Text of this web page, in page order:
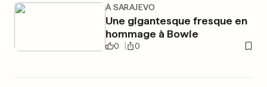
À SARAJEVO
Une gigantesque fresque en
hommage à Bowie
0 0